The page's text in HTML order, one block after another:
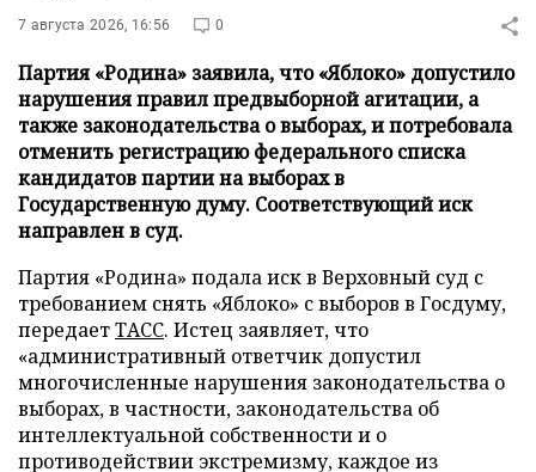
7 августа 2026, 16:56 0
Партия «Родина» заявила, что «Яблоко» допустило
нарушения правил предвыборной агитации, а
также законодательства о выборах, и потребовала
отменить регистрацию федерального списка
кандидатов партии на выборах в
Государственную думу. Соответствующий иск
направлен в суд.
Партия «Родина» подала иск в Верховный суд с
требованием снять «Яблоко» с выборов в Госдуму,
передаетТАСС. Истец заявляет, что
«административный ответчик допустил
многочисленные нарушения законодательства о
выборах, в частности, законодательства об
интеллектуальной собственности и о
противодействии экстремизму, каждое из